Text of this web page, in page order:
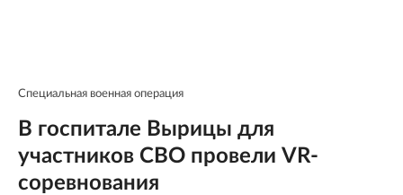
Специальная военная операция
В госпитале Вырицы для
участников СВО провели VR-
соревнования